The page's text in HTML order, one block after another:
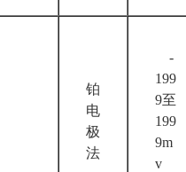
铂
电
极
法
-
199
9至
199
9m
v